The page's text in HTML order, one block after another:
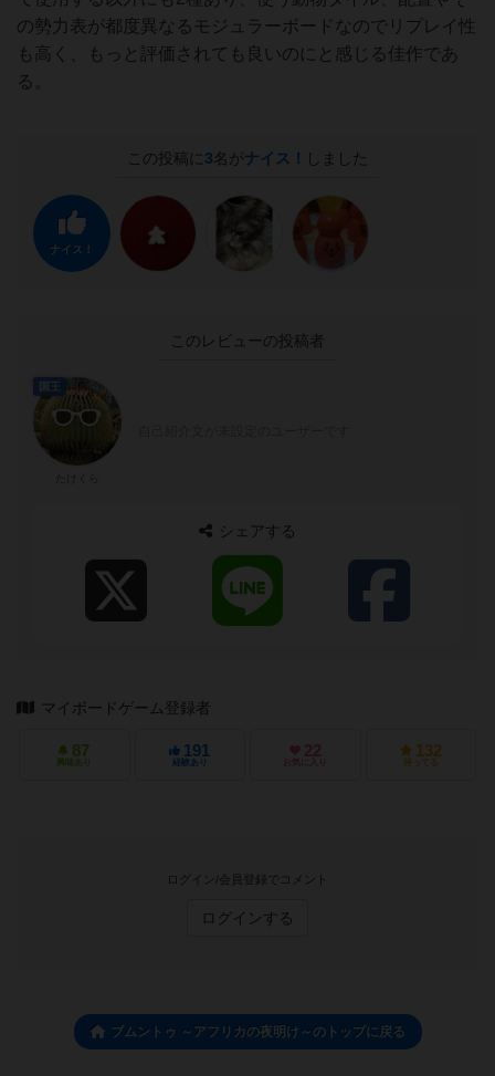
の勢力表が都度異なるモジュラーボードなのでリプレイ性
も高く、もっと評価されても良いのにと感じる佳作であ
る。
この投稿に 3名がナイス！ しました
ナイス！
このレビューの投稿者
国王
シェアする
マイボードゲーム登録者
87
興味あり
191
経験あり
22
お気に入り
132
持ってる
ログイン/会員登録でコメント
ログインする
ブムントゥ ～アフリカの夜明け～のトップに戻る